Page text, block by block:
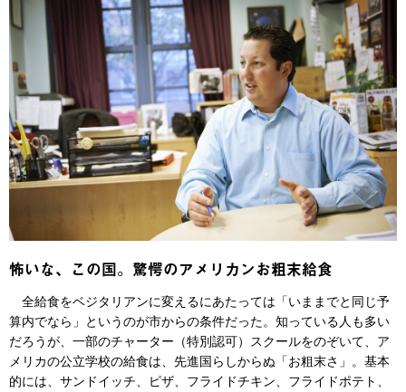
怖いな、この国。驚愕のアメリカンお粗末給食
全給食をベジタリアンに変えるにあたっては「いままでと同じ予
算内でなら」というのが市からの条件だった。知っている人も多い
だろうが、一部のチャーター（特別認可）スクールをのぞいて、ア
メリカの公立学校の給食は、先進国らしからぬ「お粗末さ」。基本
的には、サンドイッチ、ピザ、フライドチキン、フライドポテト、